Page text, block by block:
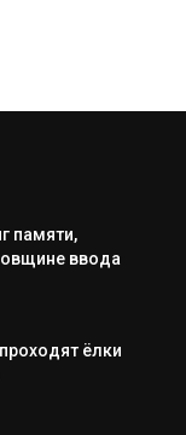
памяти,
ввода
ёлки